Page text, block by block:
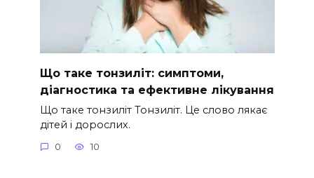
Що таке тонзиліт: симптоми,
діагностика та ефективне лікування
Що таке тонзиліт Тонзиліт. Це слово лякає
дітей і дорослих.
0 10